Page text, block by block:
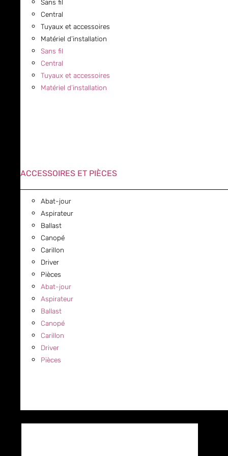
Sans fil
Central
Tuyaux et accessoires
Matériel d’installation
Sans fil
Central
Tuyaux et accessoires
Matériel d’installation
ACCESSOIRES ET PIÈCES
Abat-jour
Aspirateur
Ballast
Canopé
Carillon
Driver
Pièces
Abat-jour
Aspirateur
Ballast
Canopé
Carillon
Driver
Pièces